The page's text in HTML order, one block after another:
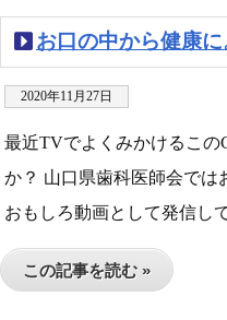
お口の中から健康に
2020年11月27日
最近TVでよくみかけるこの
か？ 山口県歯科医師会では
おもしろ動画として発信し
この記事を読む »